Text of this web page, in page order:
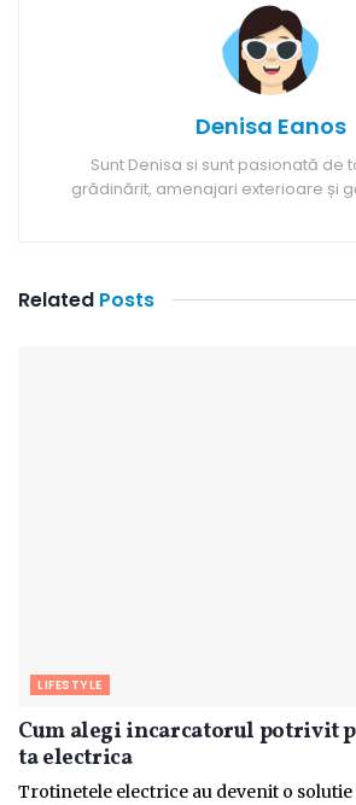
Denisa Eanos
Sunt Denisa si sunt pasionată de
grădinărit, amenajari exterioare și
Related Posts
LIFESTYLE
Cum alegi incarcatorul potrivit
ta electrica
Trotinetele electrice au devenit o